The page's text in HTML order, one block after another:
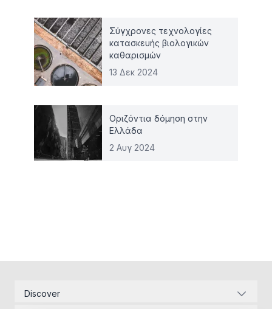
Σύγχρονες τεχνολογίες
κατασκευής βιολογικών
καθαρισμών
13 Δεκ 2024
Οριζόντια δόμηση στην
Ελλάδα
2 Αυγ 2024
Discover